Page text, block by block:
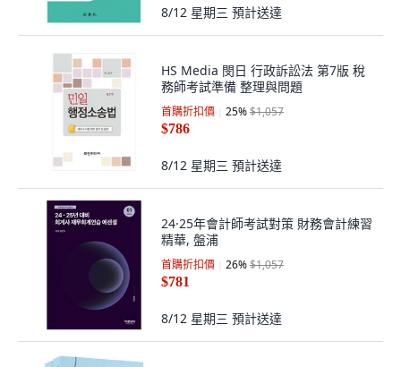
8/12 星期三 預計送達
HS Media 閔日 行政訴訟法 第7版 稅
務師考試準備 整理與問題
首購折扣價 25%$1,057
$786
8/12 星期三 預計送達
24·25年會計師考試對策 財務會計練習
精華, 盤浦
首購折扣價 26%$1,057
$781
8/12 星期三 預計送達